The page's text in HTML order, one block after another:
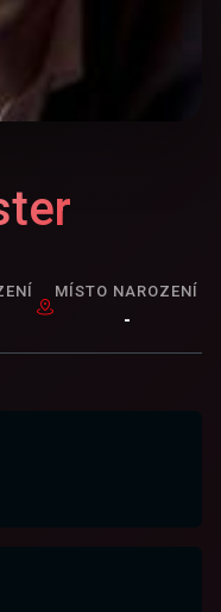
MÍSTO NAROZENÍ
-